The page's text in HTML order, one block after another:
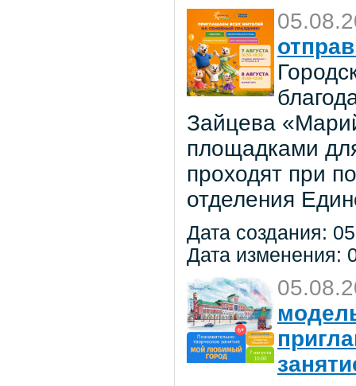
Зайцева
площадками
проходят при
отделения
Дата создания:
Дата изменения: